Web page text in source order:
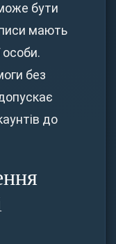
бути
мають
особи.
без
до